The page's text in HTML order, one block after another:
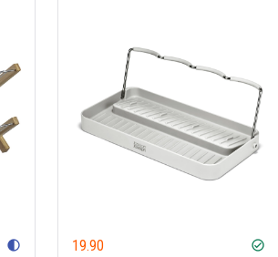
contrast 19.90 check_circle